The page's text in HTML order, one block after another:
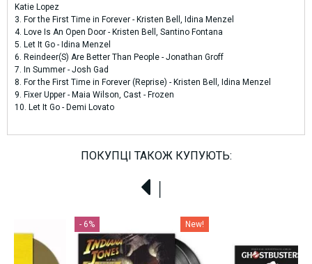
Katie Lopez
3. For the First Time in Forever - Kristen Bell, Idina Menzel
4. Love Is An Open Door - Kristen Bell, Santino Fontana
5. Let It Go - Idina Menzel
6. Reindeer(S) Are Better Than People - Jonathan Groff
7. In Summer - Josh Gad
8. For the First Time in Forever (Reprise) - Kristen Bell, Idina Menzel
9. Fixer Upper - Maia Wilson, Cast - Frozen
10. Let It Go - Demi Lovato
ПОКУПЦІ ТАКОЖ КУПУЮТЬ:
New!